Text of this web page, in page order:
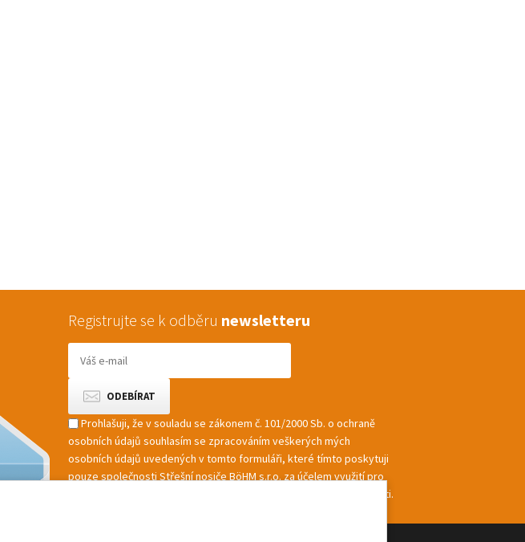
Registrujte se k odběru newsletteru
Prohlašuji, že v souladu se zákonem č. 101/2000 Sb. o ochraně
osobních údajů souhlasím se zpracováním veškerých mých
osobních údajů uvedených v tomto formuláři, které tímto poskytuji
pouze společnosti Střešní nosiče BöHM s.r.o. za účelem využití pro
marketingové zpracování a zasílání informací a nabídek společnosti.